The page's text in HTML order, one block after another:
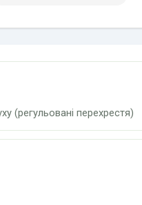
(регульовані перехрестя)